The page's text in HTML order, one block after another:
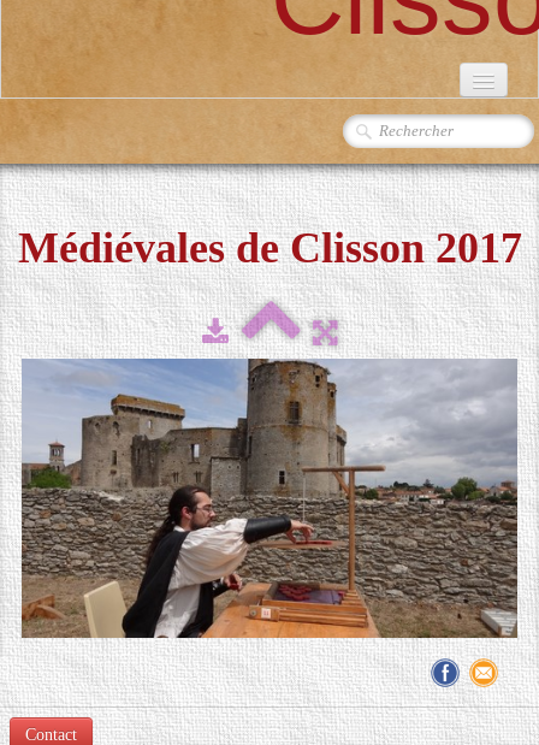
L'ASSOCIATION▼
FESTIVAL 2026▼
MÉDIAS▼
CONTACT
LOCATION DE COSTUMES
Médiévales de Clisson 2017
Contact